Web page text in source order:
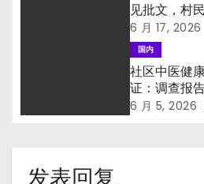
见批文，村
6 月 17, 2026
国内
社区中医健
证：调查报
印证
6 月 5, 2026
发表回复